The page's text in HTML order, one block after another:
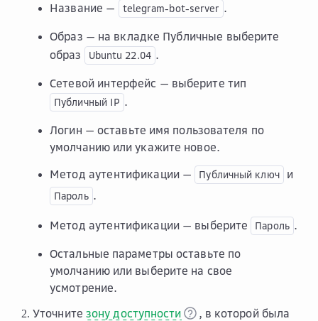
Название — telegram-bot-server .
Образ — на вкладке Публичные выберите
образ
Ubuntu 22.04 .
Сетевой интерфейс — выберите тип
Публичный IP .
Логин — оставьте имя пользователя по
умолчанию или укажите новое.
Метод аутентификации — Публичный ключ и
Пароль .
Метод аутентификации — выберите Пароль .
Остальные параметры оставьте по
умолчанию или выберите на свое
усмотрение.
Уточните зону доступности
, в которой была